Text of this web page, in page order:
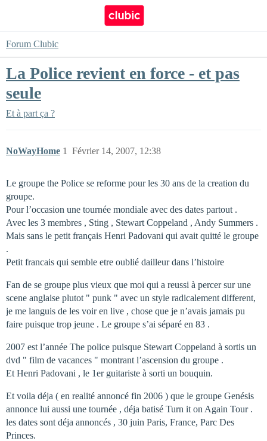
Forum Clubic
La Police revient en force - et pas
seule
Et à part ça ?
NoWayHome Février 14, 2007, 12:38
1
Le groupe the Police se reforme pour les 30 ans de la creation du
groupe.
Pour l’occasion une tournée mondiale avec des dates partout .
Avec les 3 membres , Sting , Stewart Coppeland , Andy Summers .
Mais sans le petit français Henri Padovani qui avait quitté le groupe
.
Petit francais qui semble etre oublié dailleur dans l’histoire
Fan de se groupe plus vieux que moi qui a reussi à percer sur une
scene anglaise plutot " punk " avec un style radicalement different,
je me languis de les voir en live , chose que je n’avais jamais pu
faire puisque trop jeune . Le groupe s’ai séparé en 83 .
2007 est l’année The police puisque Stewart Coppeland à sortis un
dvd " film de vacances " montrant l’ascension du groupe .
Et Henri Padovani , le 1er guitariste à sorti un bouquin.
Et voila déja ( en realité annoncé fin 2006 ) que le groupe Genésis
annonce lui aussi une tournée , déja batisé Turn it on Again Tour .
les dates sont déja annoncés , 30 juin Paris, France, Parc Des
Princes.